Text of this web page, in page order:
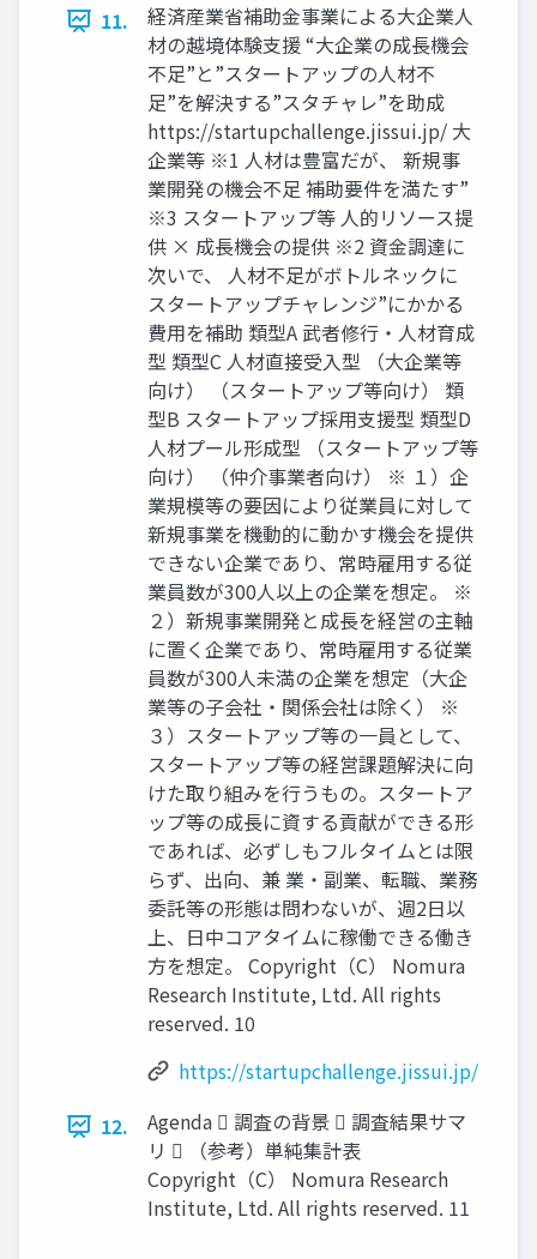
11.
経済産業省補助金事業による大企業人
材の越境体験支援 “大企業の成⾧機会
不足”と”スタートアップの人材不
足”を解決する”スタチャレ”を助成
https://startupchallenge.jissui.jp/ 大
企業等 ※1 人材は豊富だが、 新規事
業開発の機会不足 補助要件を満たす”
※3 スタートアップ等 人的リソース提
供 × 成⾧機会の提供 ※2 資金調達に
次いで、 人材不足がボトルネックに
スタートアップチャレンジ”にかかる
費用を補助 類型A 武者修行・人材育成
型 類型C 人材直接受入型 （大企業等
向け） （スタートアップ等向け） 類
型B スタートアップ採用支援型 類型D
人材プール形成型 （スタートアップ等
向け） （仲介事業者向け） ※ １）企
業規模等の要因により従業員に対して
新規事業を機動的に動かす機会を提供
できない企業であり、常時雇用する従
業員数が300人以上の企業を想定。 ※
２）新規事業開発と成⾧を経営の主軸
に置く企業であり、常時雇用する従業
員数が300人未満の企業を想定（大企
業等の子会社・関係会社は除く） ※
３）スタートアップ等の一員として、
スタートアップ等の経営課題解決に向
けた取り組みを行うもの。スタートア
ップ等の成⾧に資する貢献ができる形
であれば、必ずしもフルタイムとは限
らず、出向、兼 業・副業、転職、業務
委託等の形態は問わないが、週2日以
上、日中コアタイムに稼働できる働き
方を想定。 Copyright（C） Nomura
Research Institute, Ltd. All rights
reserved. 10
https://startupchallenge.jissui.jp/
12.
Agenda  調査の背景  調査結果サマ
リ  （参考）単純集計表
Copyright（C） Nomura Research
Institute, Ltd. All rights reserved. 11